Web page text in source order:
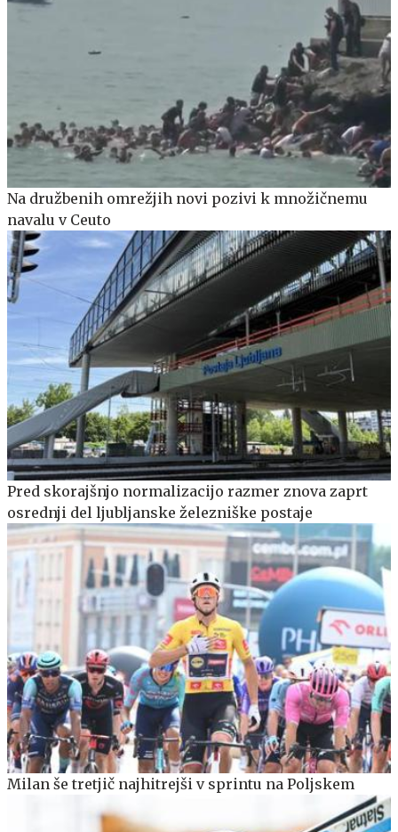
Na družbenih omrežjih novi pozivi k množičnemu
navalu v Ceuto
Pred skorajšnjo normalizacijo razmer znova zaprt
osrednji del ljubljanske železniške postaje
Milan še tretjič najhitrejši v sprintu na Poljskem